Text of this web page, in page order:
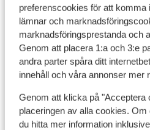
preferenscookies för att komma
lämnar och
marknadsföringsprestanda och
Genom att placera 1:a och 3:e
andra parter spåra ditt
innehåll och våra annonser mer
Genom att klicka på "Acceptera
placeringen av alla cookies.
du hitta mer information
Aria Resort Hotel
Mardan Palace
Xanadu Resort Hotel